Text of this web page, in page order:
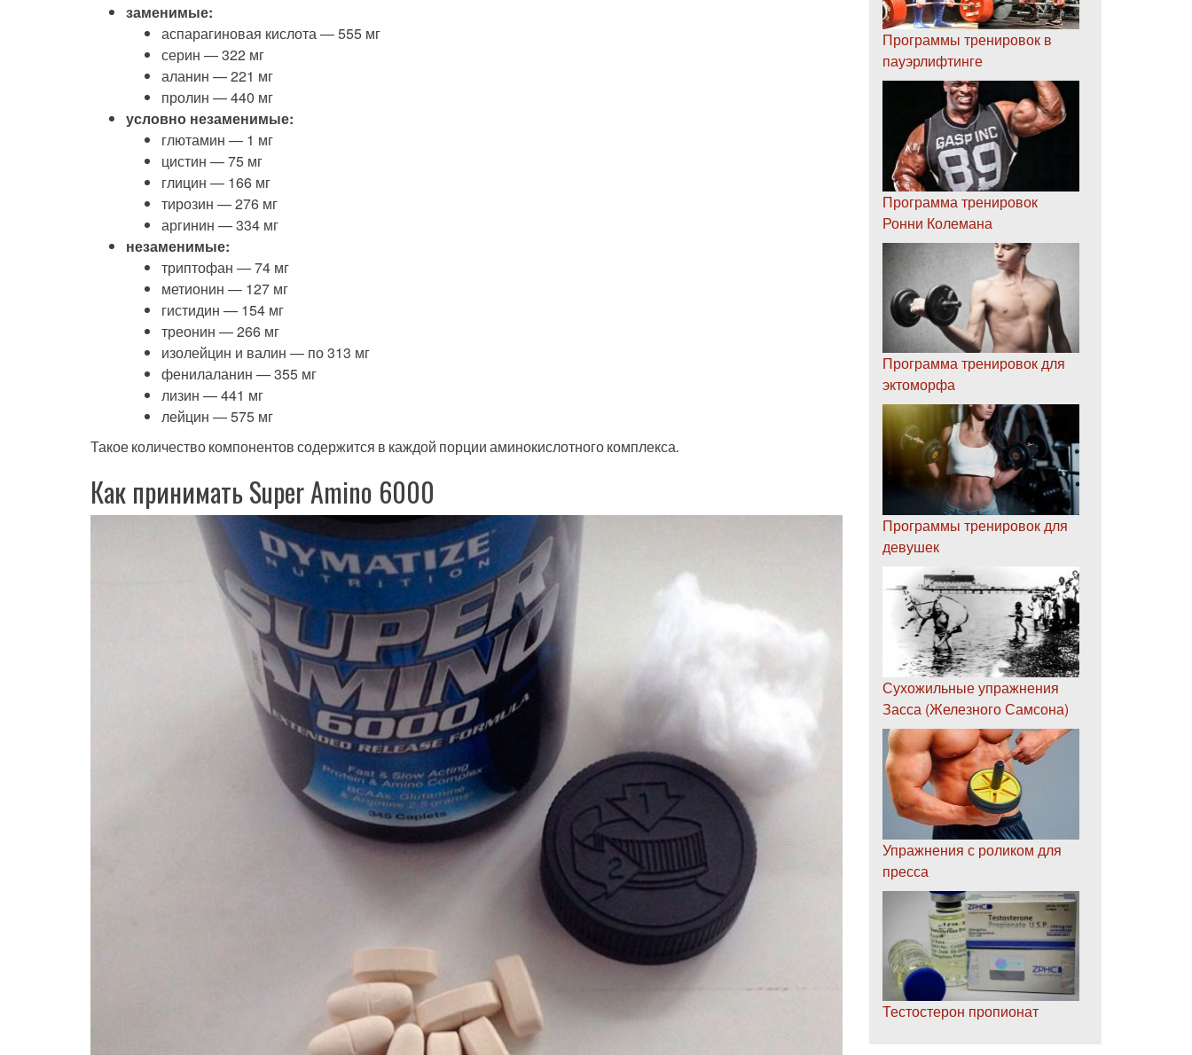
заменимые:
аспарагиновая кислота — 555 мг
серин — 322 мг
аланин — 221 мг
пролин — 440 мг
условно незаменимые:
глютамин — 1 мг
цистин — 75 мг
глицин — 166 мг
тирозин — 276 мг
аргинин — 334 мг
незаменимые:
триптофан — 74 мг
метионин — 127 мг
гистидин — 154 мг
треонин — 266 мг
изолейцин и валин — по 313 мг
фенилаланин — 355 мг
лизин — 441 мг
лейцин — 575 мг
Такое количество компонентов содержится в каждой порции аминокислотного комплекса.
Как принимать Super Amino 6000
Программы тренировок в
пауэрлифтинге
Программа тренировок
Ронни Колемана
Программа тренировок для
эктоморфа
Программы тренировок для
девушек
Сухожильные упражнения
Засса (Железного Самсона)
Упражнения с роликом для
пресса
Тестостерон пропионат